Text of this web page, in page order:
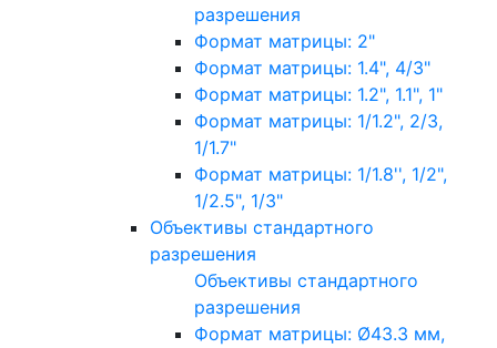
разрешения
Формат матрицы: 2"
Формат матрицы: 1.4", 4/3"
Формат матрицы: 1.2", 1.1", 1"
Формат матрицы: 1/1.2", 2/3,
1/1.7"
Формат матрицы: 1/1.8'', 1/2",
1/2.5", 1/3"
Объективы стандартного
разрешения
Объективы стандартного
разрешения
Формат матрицы: Ø43.3 мм,